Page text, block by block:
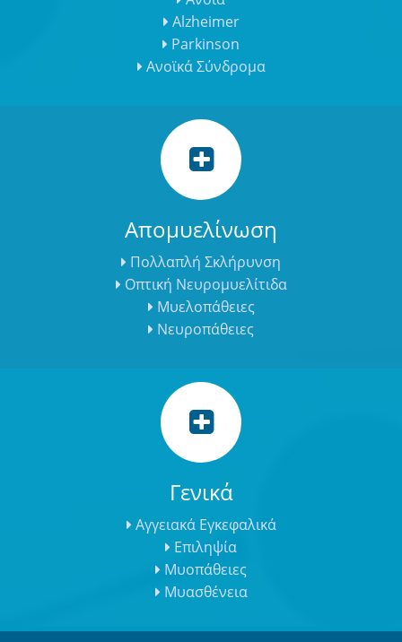
Alzheimer
Parkinson
Ανοϊκά Σύνδρομα
Απομυελίνωση
Πολλαπλή Σκλήρυνση
Οπτική Νευρομυελίτιδα
Μυελοπάθειες
Νευροπάθειες
Γενικά
Αγγειακά Εγκεφαλικά
Επιληψία
Μυοπάθειες
Μυασθένεια